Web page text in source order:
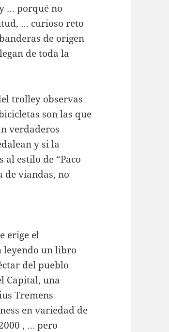
… porqué no
… curioso reto
de origen
de toda la
trolley observas
son las que
verdaderos
y si la
al estilo de “Paco
de viandas, no
erige el
leyendo un libro
del pueblo
Capital, una
Tremens
en variedad de
, … pero